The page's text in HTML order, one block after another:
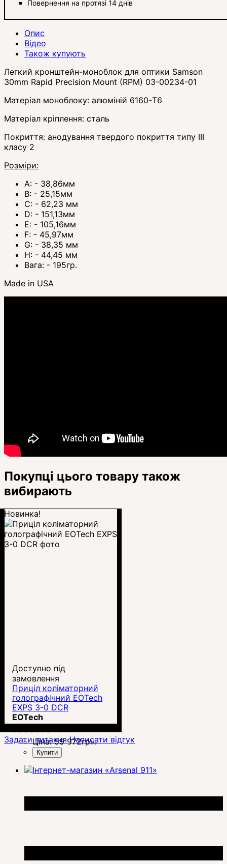
Повернення на протязі 14 днів
Опис
Відео
Також купують
Легкий кронштейн-моноблок для оптики Samson
30mm Rapid Precision Mount (RPM) 03-00234-01
Матеріал моноблоку: алюміній 6160-T6
Матеріал кріплення: сталь
Покриття: анодування твердого покриття типу III
класу 2
Розміри:
A: - 38,86мм
B: - 25,15мм
C: - 62,23 мм
D: - 151,13мм
E: - 105,16мм
F: - 45,97мм
G: - 38,35 мм
H: - 44,45 мм
Вага: - 195гр.
Made in USA
Покупці цього товару також
вибирають
Новинка!
Доступно під
замовлення
Приціл коліматорний
голографічний EOTech
EXPS 3-0 DCR
EOTech
Ціна:59 972грн.
Купити
Задати питання Написати відгук